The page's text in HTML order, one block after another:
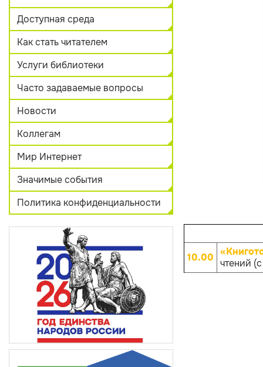
Доступная среда
Как стать читателем
Услуги библиотеки
Часто задаваемые вопросы
Новости
Коллегам
Мир Интернет
Значимые события
Политика конфиденциальности
10.00 чтений